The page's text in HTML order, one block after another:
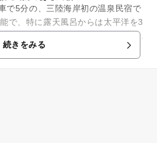
で5分の、三陸海岸初の温泉民宿で
火が見え波音も聞こえて心の底から
続きをみる